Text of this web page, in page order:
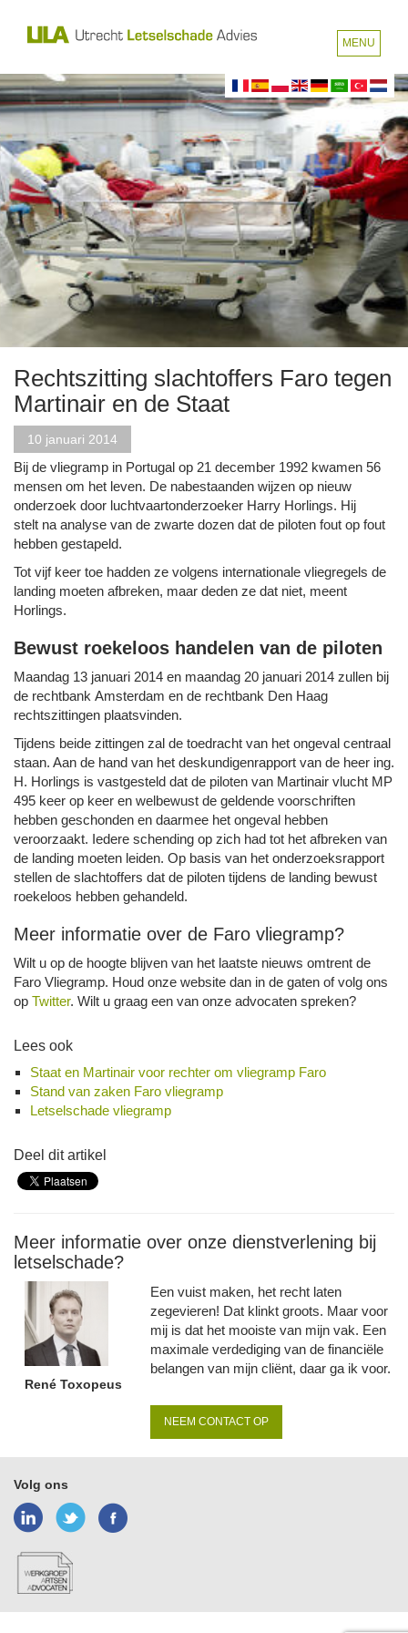
MENU
Rechtszitting slachtoffers Faro tegen
Martinair en de Staat
10 januari 2014
Bij de vliegramp in Portugal op 21 december 1992 kwamen 56
mensen om het leven. De nabestaanden wijzen op nieuw
onderzoek door luchtvaartonderzoeker Harry Horlings. Hij
stelt na analyse van de zwarte dozen dat de piloten fout op fout
hebben gestapeld.
Tot vijf keer toe hadden ze volgens internationale vliegregels de
landing moeten afbreken, maar deden ze dat niet, meent
Horlings.
Bewust roekeloos handelen van de piloten
Maandag 13 januari 2014 en maandag 20 januari 2014 zullen bij
de rechtbank Amsterdam en de rechtbank Den Haag
rechtszittingen plaatsvinden.
Tijdens beide zittingen zal de toedracht van het ongeval centraal
staan. Aan de hand van het deskundigenrapport van de heer ing.
H. Horlings is vastgesteld dat de piloten van Martinair vlucht MP
495 keer op keer en welbewust de geldende voorschriften
hebben geschonden en daarmee het ongeval hebben
veroorzaakt. Iedere schending op zich had tot het afbreken van
de landing moeten leiden. Op basis van het onderzoeksrapport
stellen de slachtoffers dat de piloten tijdens de landing bewust
roekeloos hebben gehandeld.
Meer informatie over de Faro vliegramp?
Wilt u op de hoogte blijven van het laatste nieuws omtrent de
Faro Vliegramp. Houd onze website dan in de gaten of volg ons
op Twitter. Wilt u graag een van onze advocaten spreken?
Lees ook
Staat en Martinair voor rechter om vliegramp Faro
Stand van zaken Faro vliegramp
Letselschade vliegramp
Deel dit artikel
Meer informatie over onze dienstverlening bij
letselschade?
René Toxopeus
Een vuist maken, het recht laten
zegevieren! Dat klinkt groots. Maar voor
mij is dat het mooiste van mijn vak. Een
maximale verdediging van de financiële
belangen van mijn cliënt, daar ga ik voor.
NEEM CONTACT OP
Volg ons